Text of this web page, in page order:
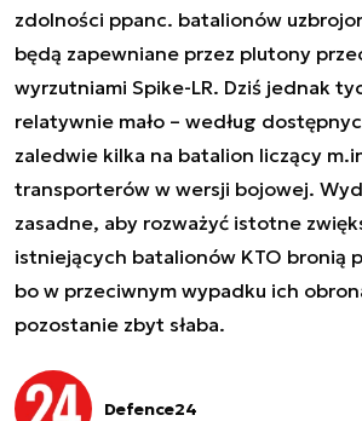
zdolności ppanc. batalionów
będą zapewniane przez plutony
wyrzutniami Spike-LR. Dziś jednak
relatywnie mało – według
zaledwie kilka na batalion liczący
transporterów w wersji bojowej.
zasadne, aby rozważyć istotne
istniejących batalionów KTO bronią
bo w przeciwnym wypadku ich
pozostanie zbyt słaba.
Defence24